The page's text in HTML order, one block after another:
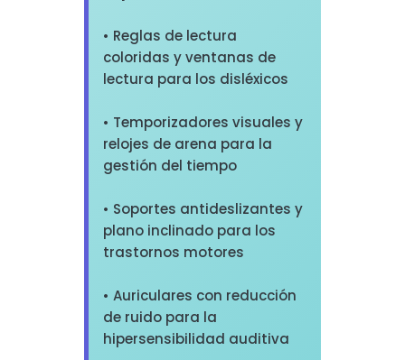
• Reglas de lectura
coloridas y ventanas de
lectura para los disléxicos
• Temporizadores visuales y
relojes de arena para la
gestión del tiempo
• Soportes antideslizantes y
plano inclinado para los
trastornos motores
• Auriculares con reducción
de ruido para la
hipersensibilidad auditiva